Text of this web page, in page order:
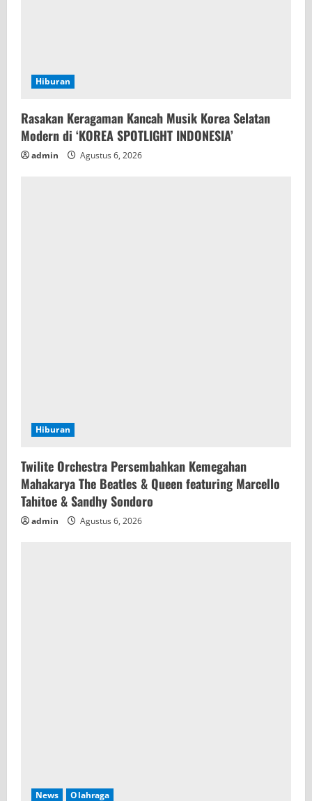
Hiburan
Rasakan Keragaman Kancah Musik Korea Selatan
Modern di ‘KOREA SPOTLIGHT INDONESIA’
admin Agustus 6, 2026
Hiburan
Twilite Orchestra Persembahkan Kemegahan
Mahakarya The Beatles & Queen featuring Marcello
Tahitoe & Sandhy Sondoro
admin Agustus 6, 2026
News Olahraga